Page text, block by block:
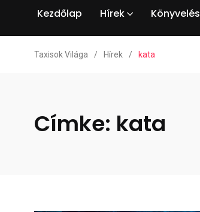
Kezdőlap Hírek Könyvelés
Taxisok Világa / Hírek / kata
Címke: kata